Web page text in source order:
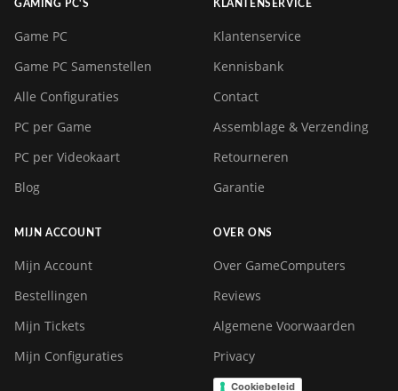
GAMING PC'S
Game PC
Game PC Samenstellen
Alle Configuraties
PC per Game
PC per Videokaart
Blog
KLANTENSERVICE
Klantenservice
Kennisbank
Contact
Assemblage & Verzending
Retourneren
Garantie
MIJN ACCOUNT
Mijn Account
Bestellingen
Mijn Tickets
Mijn Configuraties
OVER ONS
Over GameComputers
Reviews
Algemene Voorwaarden
Privacy
Cookiebeleid